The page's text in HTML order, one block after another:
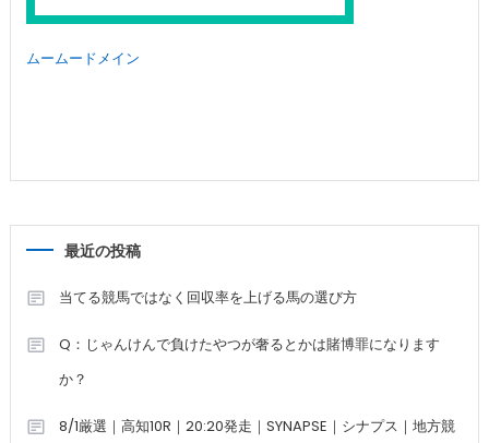
ムームードメイン
最近の投稿
当てる競馬ではなく回収率を上げる馬の選び方
Q：じゃんけんで負けたやつが奢るとかは賭博罪になります
か？
8/1厳選｜高知10R｜20:20発走｜SYNAPSE｜シナプス｜地方競